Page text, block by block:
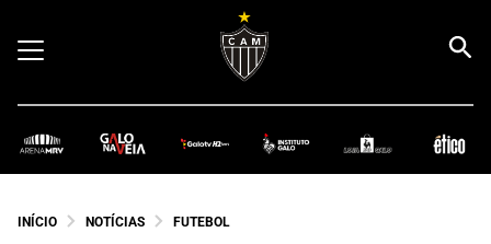
INÍCIO NOTÍCIAS FUTEBOL